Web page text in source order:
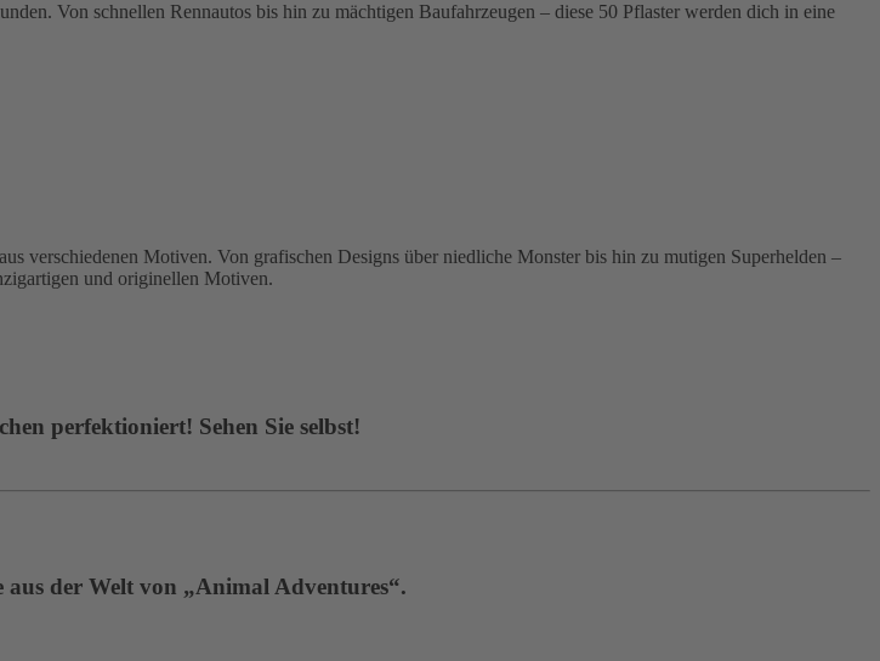
Von schnellen Rennautos bis hin zu mächtigen Baufahrzeugen – diese 50 Pflaster werden dich in eine
Motiven. Von grafischen Designs über niedliche Monster bis hin zu mutigen Superhelden –
und originellen Motiven.
perfektioniert! Sehen Sie selbst!
der Welt von „Animal Adventures“.